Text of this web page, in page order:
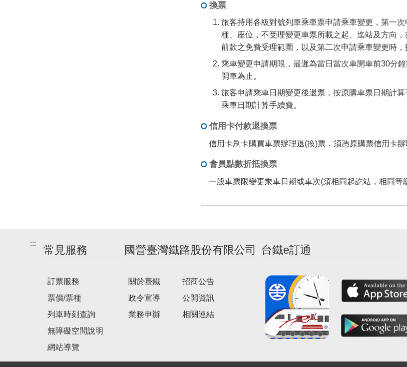
換票
旅客持用各級對號列車乘車票申請乘車變更，第一
種、座位，不受理變更車票所載之起、迄站及方向
前款之免費受理範圍，以及第二次申請乘車變更時
乘車變更申請期限，最遲為當日當次車開車前30分
開車為止。
旅客申請乘車日期變更後退票，按原購車票日期計
乘車日期計算手續費。
信用卡付款退換票
信用卡刷卡購買車票辦理退(換)票，須憑原購票信用卡辦
會員點數折抵換票
一般車票限變更乘車日期或車次(須相同起訖站，相同等
:::
常見服務
訂票服務
票價/票種
列車時刻查詢
無障礙空間說明
網站導覽
國營臺灣鐵路股份有限公司
關於臺鐵
政令宣導
業務申辦
招商公告
公開資訊
相關連結
台鐵e訂通